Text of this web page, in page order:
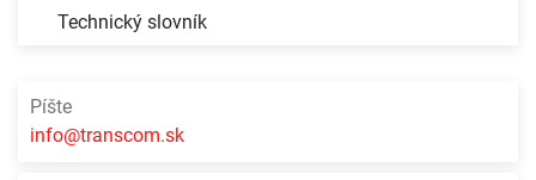
Technický slovník
Píšte
info@transcom.sk